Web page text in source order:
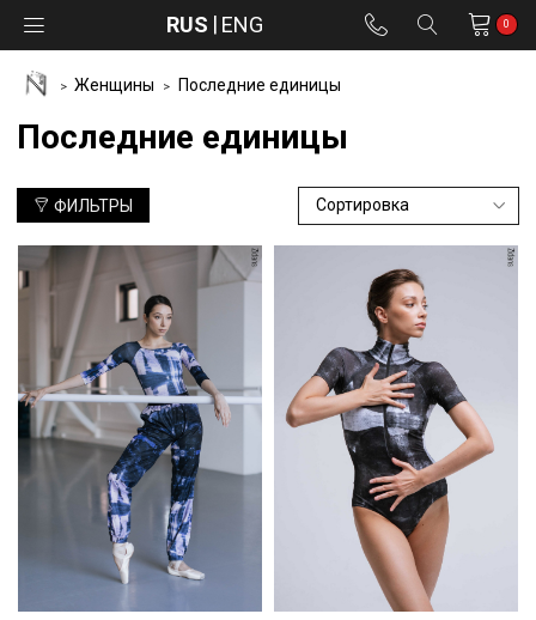
RUS ENG 0
Женщины Последние единицы
Последние единицы
ФИЛЬТРЫ